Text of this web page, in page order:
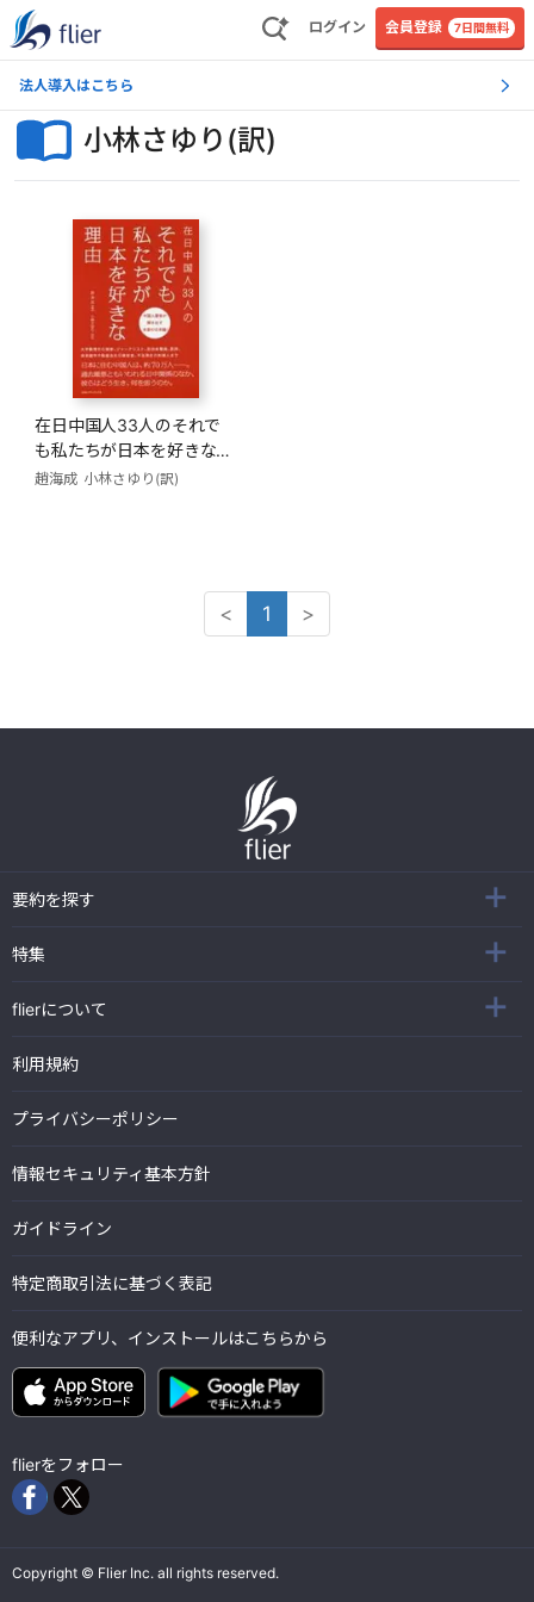
ログイン 会員登録 7日間無料
法人導入はこちら
小林さゆり(訳)
在日中国人33人のそれで
も私たちが日本を好きな理
由
趙海成 小林さゆり(訳)
< 1 >
要約を探す
特集
flierについて
利用規約
プライバシーポリシー
情報セキュリティ基本方針
ガイドライン
特定商取引法に基づく表記
便利なアプリ、インストールはこちらから
flierをフォロー
Copyright © Flier Inc. all rights reserved.